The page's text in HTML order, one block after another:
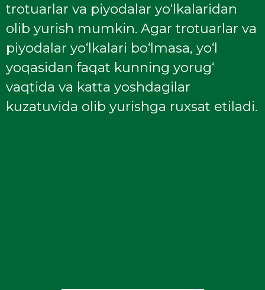
trotuarlar va piyodalar yo‘lkalaridan
olib yurish mumkin. Agar trotuarlar va
piyodalar yo‘lkalari bo‘lmasa, yo‘l
yoqasidan faqat kunning yorug‘
vaqtida va katta yoshdagilar
kuzatuvida olib yurishga ruxsat etiladi.